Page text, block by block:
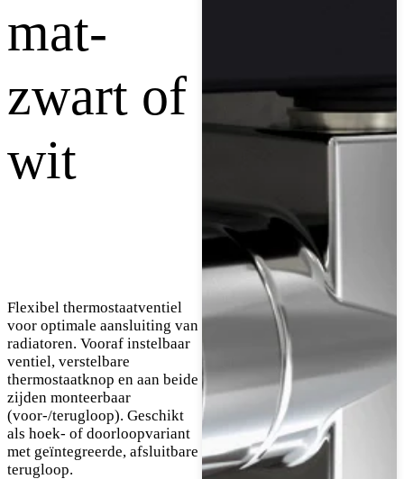
mat-
zwart of
wit
Flexibel thermostaatventiel
voor optimale aansluiting van
radiatoren. Vooraf instelbaar
ventiel, verstelbare
thermostaatknop en aan beide
zijden monteerbaar
(voor-/terugloop). Geschikt
als hoek- of doorloopvariant
met geïntegreerde, afsluitbare
terugloop.